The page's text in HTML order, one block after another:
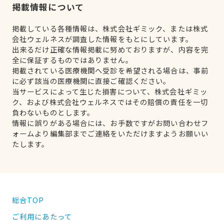
掲載情報について
掲載している各種情報は、株式会社ギミック、または株式
会社ウェルネスが調査した情報をもとにしています。
出来るだけ正確な情報掲載に努めておりますが、内容を完
全に保証するものではありません。
掲載されている医療機関へ受診を希望される場合は、事前
に必ず該当の医療機関に直接ご確認ください。
当サービスによって生じた損害について、株式会社ギミッ
ク、および株式会社ウェルネスではその賠償の責任を一切
負わないものとします。
情報に誤りがある場合には、お手数ですがお問い合わせフ
ォームより編集部までご連絡をいただけますようお願いい
たします。
総合TOP
ご利用にあたって